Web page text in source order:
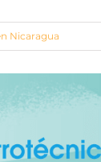
Nicaragua